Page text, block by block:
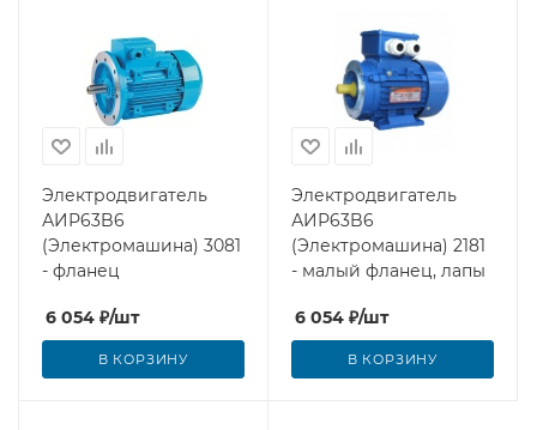
Электродвигатель
АИР63B6
(Электромашина) 3081
- фланец
6 054 ₽/шт
В КОРЗИНУ
Электродвигатель
АИР63B6
(Электромашина) 2181
- малый фланец, лапы
6 054 ₽/шт
В КОРЗИНУ